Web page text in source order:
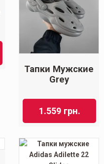
Тапки Мужские
Grey
1.559 грн.